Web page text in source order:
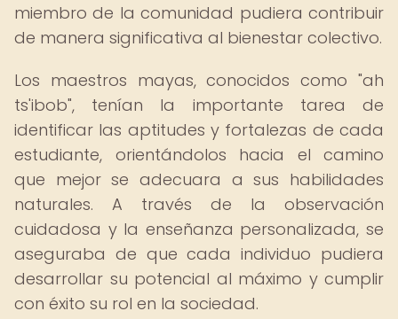
miembro de la comunidad pudiera contribuir
de manera significativa al bienestar colectivo.
Los maestros mayas, conocidos como "ah
ts'ibob", tenían la importante tarea de
identificar las aptitudes y fortalezas de cada
estudiante, orientándolos hacia el camino
que mejor se adecuara a sus habilidades
naturales. A través de la observación
cuidadosa y la enseñanza personalizada, se
aseguraba de que cada individuo pudiera
desarrollar su potencial al máximo y cumplir
con éxito su rol en la sociedad.